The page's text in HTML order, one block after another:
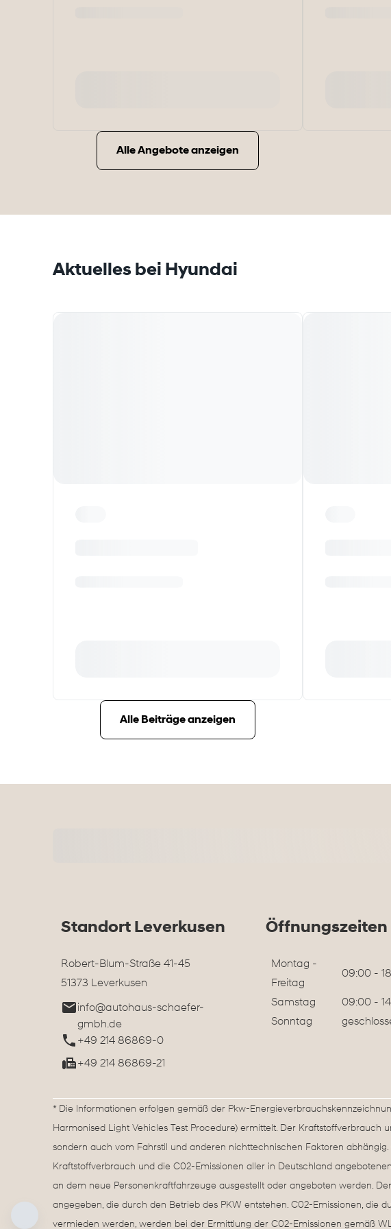
Alle Angebote anzeigen
Aktuelles bei Hyundai
Alle Beiträge anzeigen
Standort Leverkusen
Robert-Blum-Straße 41-45
51373 Leverkusen
info@autohaus-schaefer-
gmbh.de
+49 214 86869-0
+49 214 86869-21
Öffnungszeiten
Montag -
Freitag
09:00 -
Samstag
09:00 -
Sonntag
* Die Informationen erfolgen gemäß der Pkw-
Harmonised Light Vehicles Test Procedure) ermittelt. Der Kraftstoffverbrauch
sondern auch vom Fahrstil und anderen nichttechnischen Faktoren
Kraftstoffverbrauch und die C02-Emissionen aller in Deutschland
an dem neue Personenkraftfahrzeuge ausgestellt oder angeboten werden.
angegeben, die durch den Betrieb des PKW entstehen. C02-Emissionen, die
vermieden werden, werden bei der Ermittlung der C02-Emissionen gemäß